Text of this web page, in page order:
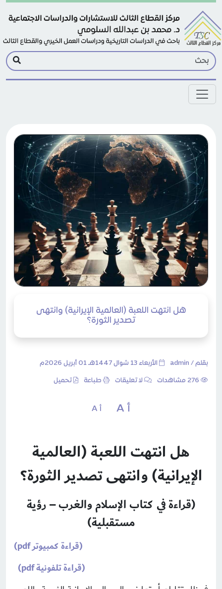
Skip to main content
هل انتهت اللعبة (العالمية الإيرانية) وانتهى
تصدير الثورة؟
بقلم / admin الأربعاء 13 شوال 1447هـ 01 أبريل 2026م
لا تعليقات طباعة تحميل
أ A أ A
هل انتهت اللعبة (العالمية
الإيرانية) وانتهى تصدير الثورة؟
(قراءة في كتاب الإسلام والغرب – رؤية
مستقبلية)
(قراءة كمبيوتر pdf)
(قراءة تلفونية pdf)